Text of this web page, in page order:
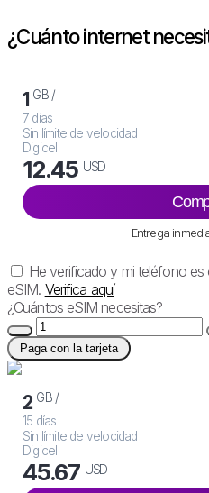
¿Cuánto internet
1 GB /
7 días
Sin límite de velocidad
Digicel
12.45 USD
Entrega
He verificado y mi teléfono
eSIM. Verifica aquí
¿Cuántos eSIM necesitas?
Paga con la tarjeta
2 GB /
15 días
Sin límite de velocidad
Digicel
45.67 USD